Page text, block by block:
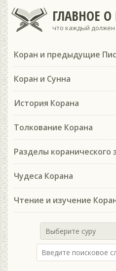
ГЛАВНОЕ
что каждый должен
Коран и предыдущие
Коран и Сунна
История Корана
Толкование Корана
Разделы коранического
Чудеса Корана
Чтение и изучение
Выберите суру